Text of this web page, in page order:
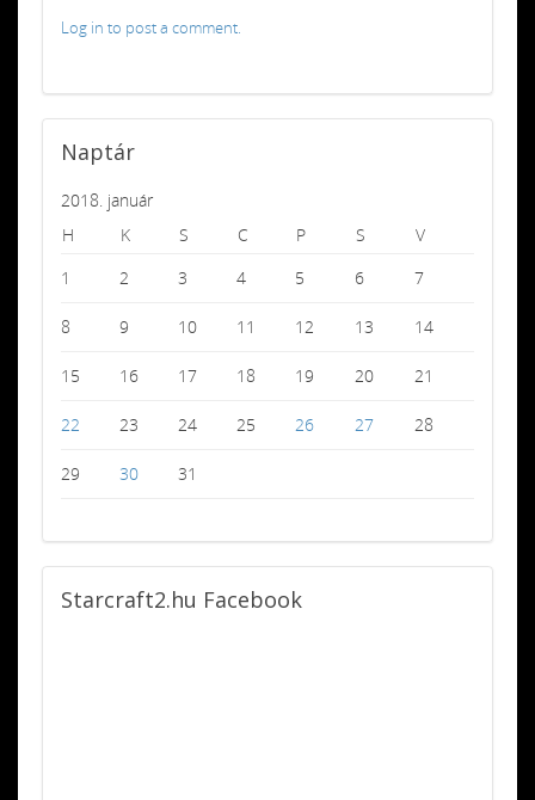
Log in to post a comment.
Naptár
2018. január
H
K S C P S
V
1
2 3 4 5 6 7
8 9 10 11 12 13 14
15 16 17 18 19 20 21
22 23 24 25 26 27 28
29 30 31
Starcraft2.hu Facebook